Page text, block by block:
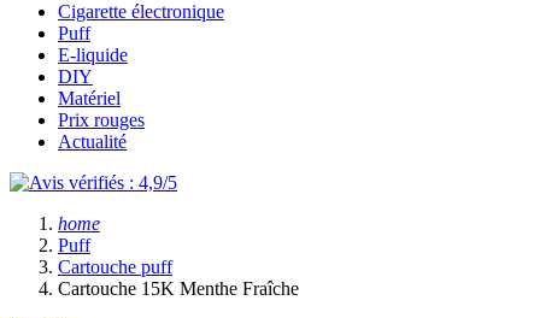
Cigarette électronique
Puff
E-liquide
DIY
Matériel
Prix rouges
Actualité
home
Puff
Cartouche puff
Cartouche 15K Menthe Fraîche